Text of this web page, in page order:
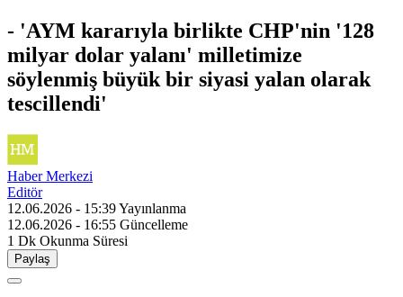
- 'AYM kararıyla birlikte CHP'nin '128
milyar dolar yalanı' milletimize
söylenmiş büyük bir siyasi yalan olarak
tescillendi'
Haber Merkezi
Editör
12.06.2026 - 15:39Yayınlanma
12.06.2026 - 16:55 Güncelleme
1 Dk Okunma Süresi
Paylaş